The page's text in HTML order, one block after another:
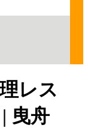
レス
曳舟